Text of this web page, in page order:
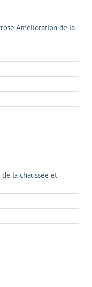
Amélioration de la
la chaussée et